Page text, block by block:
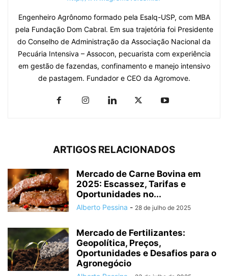
Engenheiro Agrônomo formado pela Esalq-USP, com MBA
pela Fundação Dom Cabral. Em sua trajetória foi Presidente
do Conselho de Administração da Associação Nacional da
Pecuária Intensiva – Assocon, pecuarista com experiência
em gestão de fazendas, confinamento e manejo intensivo
de pastagem. Fundador e CEO da Agromove.
ARTIGOS RELACIONADOS
Mercado de Carne Bovina em
2025: Escassez, Tarifas e
Oportunidades no...
Alberto Pessina - 28 de julho de 2025
Mercado de Fertilizantes:
Geopolítica, Preços,
Oportunidades e Desafios para o
Agronegócio